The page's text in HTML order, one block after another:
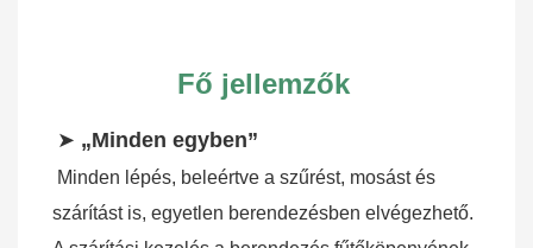
Fő jellemzők
➤ „Minden egyben”
Minden lépés, beleértve a szűrést, mosást és
szárítást is, egyetlen berendezésben elvégezhető.